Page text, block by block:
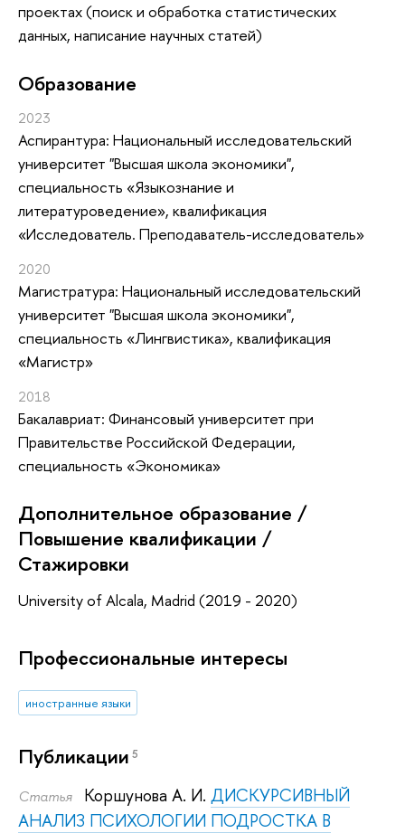
проектах (поиск и обработка статистических
данных, написание научных статей)
Oбразование
2023
Аспирантура: Национальный исследовательский
университет "Высшая школа экономики",
специальность «Языкознание и
литературоведение», квалификация
«Исследователь. Преподаватель-исследователь»
2020
Магистратура: Национальный исследовательский
университет "Высшая школа экономики",
специальность «Лингвистика», квалификация
«Магистр»
2018
Бакалавриат: Финансовый университет при
Правительстве Российской Федерации,
специальность «Экономика»
Дополнительное образование /
Повышение квалификации /
Стажировки
University of Alcala, Madrid (2019 - 2020)
Профессиональные интересы
иностранные языки
Публикации 5
Статья Коршунова А. И. ДИСКУРСИВНЫЙ
АНАЛИЗ ПСИХОЛОГИИ ПОДРОСТКА В